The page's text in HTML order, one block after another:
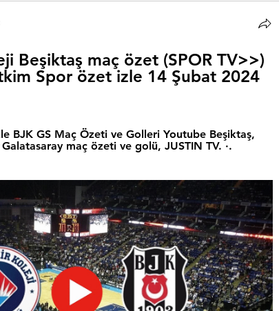
Beşiktaş maç özet (SPOR TV>>)
Spor özet izle 14 Şubat 2024
BJK GS Maç Özeti ve Golleri Youtube Beşiktaş,
maç özeti ve golü, JUSTIN TV. ·.